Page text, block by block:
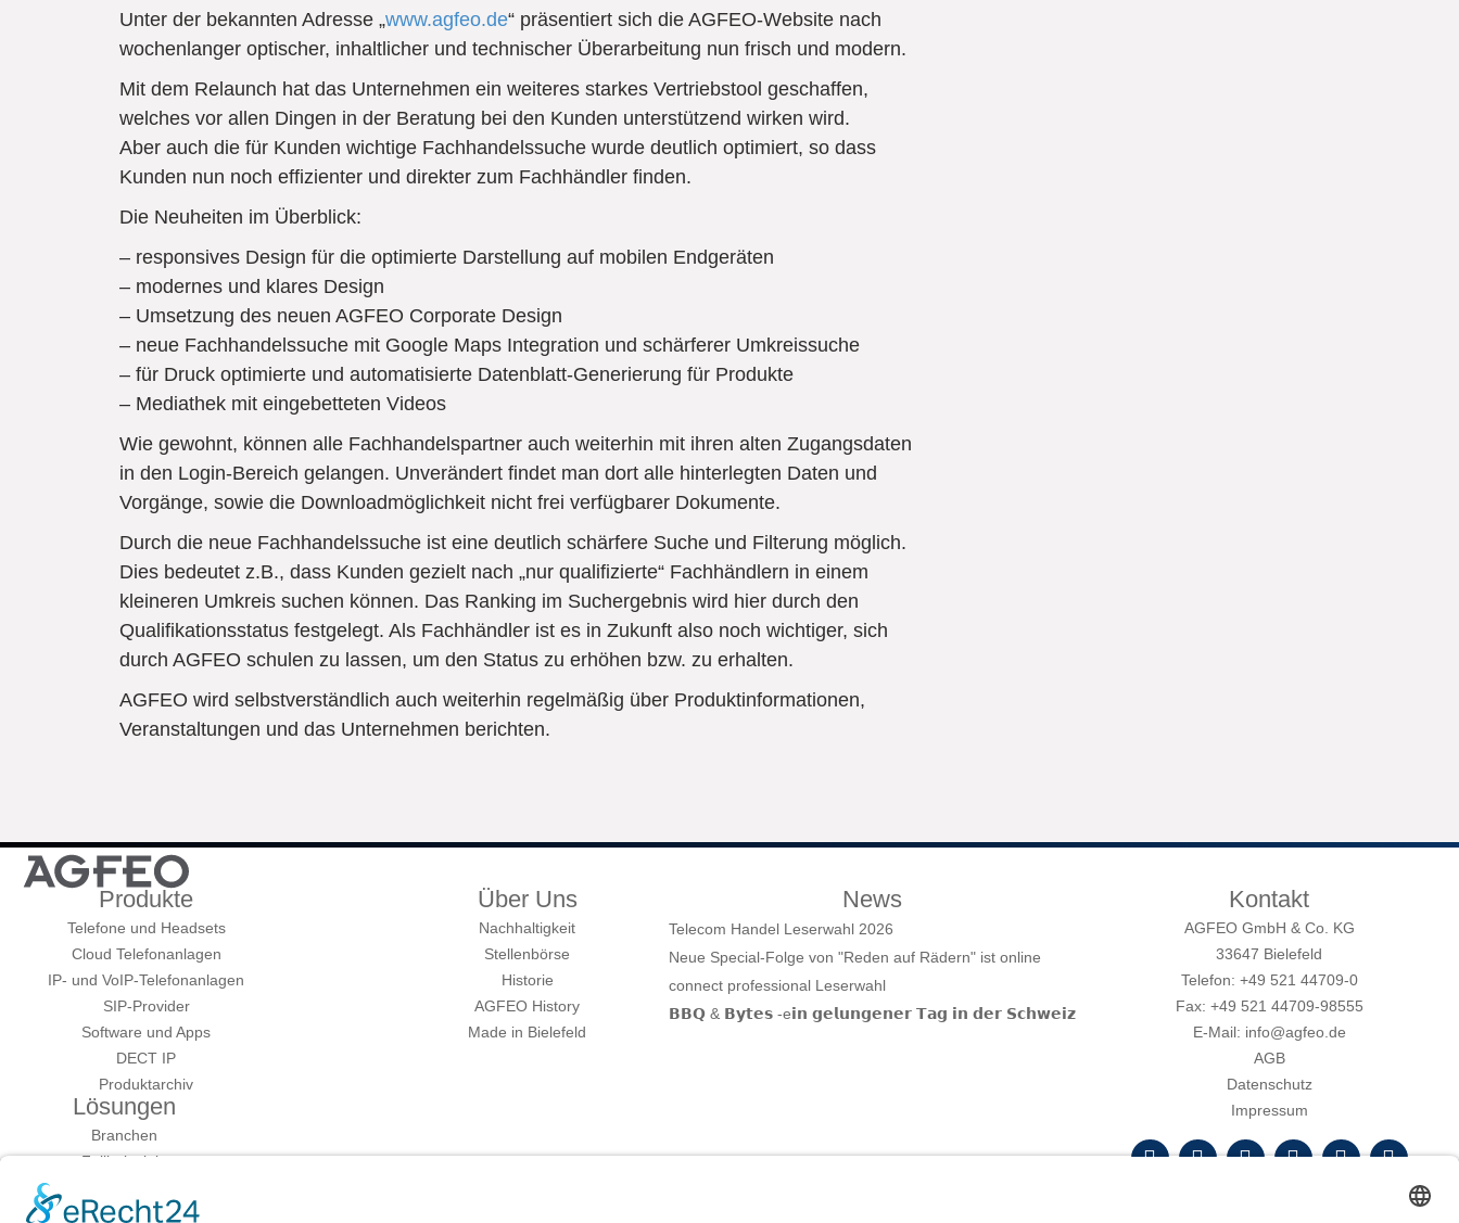
Unter der bekannten Adresse „www.agfeo.de“ präsentiert sich die AGFEO-Website nach
wochenlanger optischer, inhaltlicher und technischer Überarbeitung nun frisch und modern.
Mit dem Relaunch hat das Unternehmen ein weiteres starkes Vertriebstool geschaffen,
welches vor allen Dingen in der Beratung bei den Kunden unterstützend wirken wird.
Aber auch die für Kunden wichtige Fachhandelssuche wurde deutlich optimiert, so dass
Kunden nun noch effizienter und direkter zum Fachhändler finden.
Die Neuheiten im Überblick:
– responsives Design für die optimierte Darstellung auf mobilen Endgeräten
– modernes und klares Design
– Umsetzung des neuen AGFEO Corporate Design
– neue Fachhandelssuche mit Google Maps Integration und schärferer Umkreissuche
– für Druck optimierte und automatisierte Datenblatt-Generierung für Produkte
– Mediathek mit eingebetteten Videos
Wie gewohnt, können alle Fachhandelspartner auch weiterhin mit ihren alten Zugangsdaten
in den Login-Bereich gelangen. Unverändert findet man dort alle hinterlegten Daten und
Vorgänge, sowie die Downloadmöglichkeit nicht frei verfügbarer Dokumente.
Durch die neue Fachhandelssuche ist eine deutlich schärfere Suche und Filterung möglich.
Dies bedeutet z.B., dass Kunden gezielt nach „nur qualifizierte“ Fachhändlern in einem
kleineren Umkreis suchen können. Das Ranking im Suchergebnis wird hier durch den
Qualifikationsstatus festgelegt. Als Fachhändler ist es in Zukunft also noch wichtiger, sich
durch AGFEO schulen zu lassen, um den Status zu erhöhen bzw. zu erhalten.
AGFEO wird selbstverständlich auch weiterhin regelmäßig über Produktinformationen,
Veranstaltungen und das Unternehmen berichten.
Produkte
Telefone und Headsets
Cloud Telefonanlagen
IP- und VoIP-Telefonanlagen
SIP-Provider
Software und Apps
DECT IP
Produktarchiv
Lösungen
Branchen
Fallbeispiele
VoIP-Umstellung 2018
Über Uns
Nachhaltigkeit
Stellenbörse
Historie
AGFEO History
Made in Bielefeld
News
Telecom Handel Leserwahl 2026
Neue Special-Folge von "Reden auf Rädern" ist online
connect professional Leserwahl
𝗕𝗕𝗤 & 𝗕𝘆𝘁𝗲𝘀 -e𝗶𝗻 𝗴𝗲𝗹𝘂𝗻𝗴𝗲𝗻𝗲𝗿 𝗧𝗮𝗴 𝗶𝗻 𝗱𝗲𝗿 𝗦𝗰𝗵𝘄𝗲𝗶𝘇
Kontakt
AGFEO GmbH & Co. KG
33647 Bielefeld
Telefon: +49 521 44709-0
Fax: +49 521 44709-98555
E-Mail: info@agfeo.de
AGB
Datenschutz
Impressum